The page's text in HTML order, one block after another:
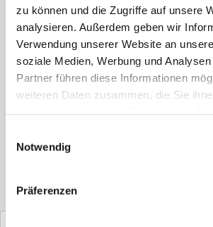
zu können und die Zugriffe auf unsere
analysieren. Außerdem geben wir
Verwendung unserer Website an
soziale Medien, Werbung und
Partner führen diese Informationen
weiteren Daten zusammen, die Sie
Notwendig
Präferenzen
Abpackung
Mahlgrad
WALDKAFFEE